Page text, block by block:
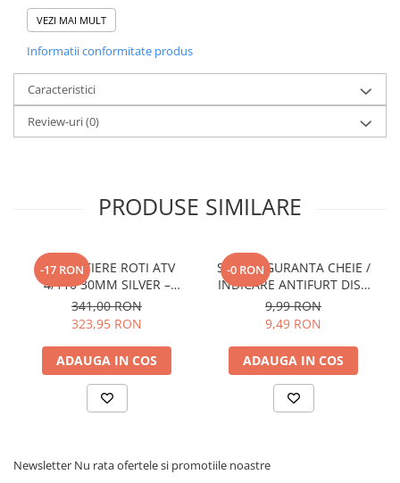
Finisaj:Vopsit electrostatic – durabil si rezistent la
zgarieturi
Functie:
Protectie impotriva impacturilor in spate
Instalare:Sistem prindere dedicat – montaj usor
Design:Sportiv, adaptat pentru stilul off-road
VEZI MAI MULT
Informatii conformitate produs
Caracteristici
Review-uri(0)
PRODUSE SIMILARE
-17 RON
DISTANTIERE ROTI ATV
4/110 30MM SILVER –
CFMOTO / YAMAHA /
SUZUKI (PREZON M10x1.25)
341,00 RON
323,95 RON
ADAUGA IN COS
-0 RON
SNUR SIGURANTA CHEIE /
INDICARE ANTIFURT DISC
ATV / MOTO / JETSKI /
SNOWMOBILE - OX795
9,99 RON
9,49 RON
ADAUGA IN COS
Newsletter Nu rata ofertele si promotiile noastre